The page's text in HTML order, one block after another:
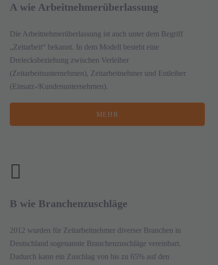
A wie Arbeitnehmerüberlassung
Die Arbeitnehmerüberlassung ist auch unter dem Begriff
„Zeitarbeit“ bekannt. In dem Modell besteht eine
Dreiecksbeziehung zwischen Verleiher
(Zeitarbeitsunternehmen), Zeitarbeitnehmer und Entleiher
(Einsatz-/Kundenunternehmen).
MEHR
B wie Branchenzuschläge
2012 wurden für Zeitarbeitnehmer diverser Branchen in
Deutschland sogenannte Branchenzuschläge vereinbart.
Dadurch kann ein Zuschlag von bis zu 65% auf den